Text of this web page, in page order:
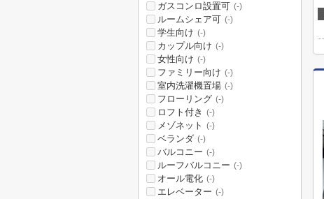
ガスコンロ設置可 (-)
ルームシェア可 (-)
学生向け (-)
カップル向け (-)
女性向け (-)
ファミリー向け (-)
室内洗濯機置場 (-)
フローリング (-)
ロフト付き (-)
メゾネット (-)
ベランダ (-)
バルコニー (-)
ルーフバルコニー (-)
オール電化 (-)
エレベーター (-)